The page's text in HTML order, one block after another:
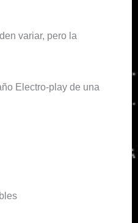
variar, pero la
Electro-play de una